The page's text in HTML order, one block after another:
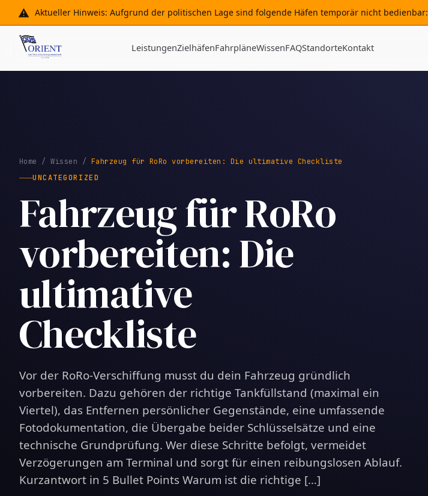
Aktueller Hinweis: Aufgrund der politischen Lage sind folgende Häfen temporär nicht bedienbar:
LeistungenZielhäfenFahrpläneWissenFAQStandorteKontakt
Home /Wissen / Fahrzeug für RoRo vorbereiten: Die ultimative Checkliste
UNCATEGORIZED
Fahrzeug für RoRo
vorbereiten: Die
ultimative
Checkliste
Vor der RoRo-Verschiffung musst du dein Fahrzeug gründlich
vorbereiten. Dazu gehören der richtige Tankfüllstand (maximal ein
Viertel), das Entfernen persönlicher Gegenstände, eine umfassende
Fotodokumentation, die Übergabe beider Schlüsselsätze und eine
technische Grundprüfung. Wer diese Schritte befolgt, vermeidet
Verzögerungen am Terminal und sorgt für einen reibungslosen Ablauf.
Kurzantwort in 5 Bullet Points Warum ist die richtige […]